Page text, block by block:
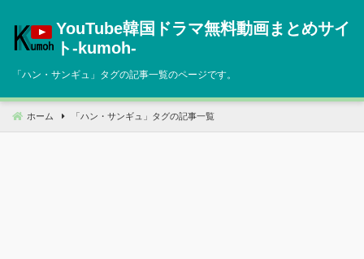
へ
動
YouTube韓国ドラマ無料動画まとめサイ
ト‐kumoh‐
「ハン・サンギュ 」タグの記事一覧のページです。
ホーム 「 ハン・サンギュ 」タグの記事一覧